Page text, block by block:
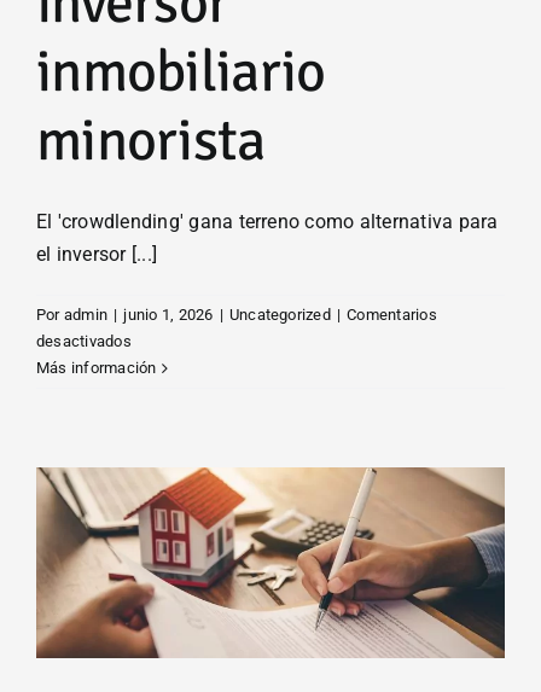
inmobiliario
minorista
El 'crowdlending' gana terreno como alternativa para
el inversor [...]
Por admin | junio 1, 2026 | Uncategorized | Comentarios
desactivadosen
El
como
alternativa
para
el
inversor
inmobiliario
minorista
Más información